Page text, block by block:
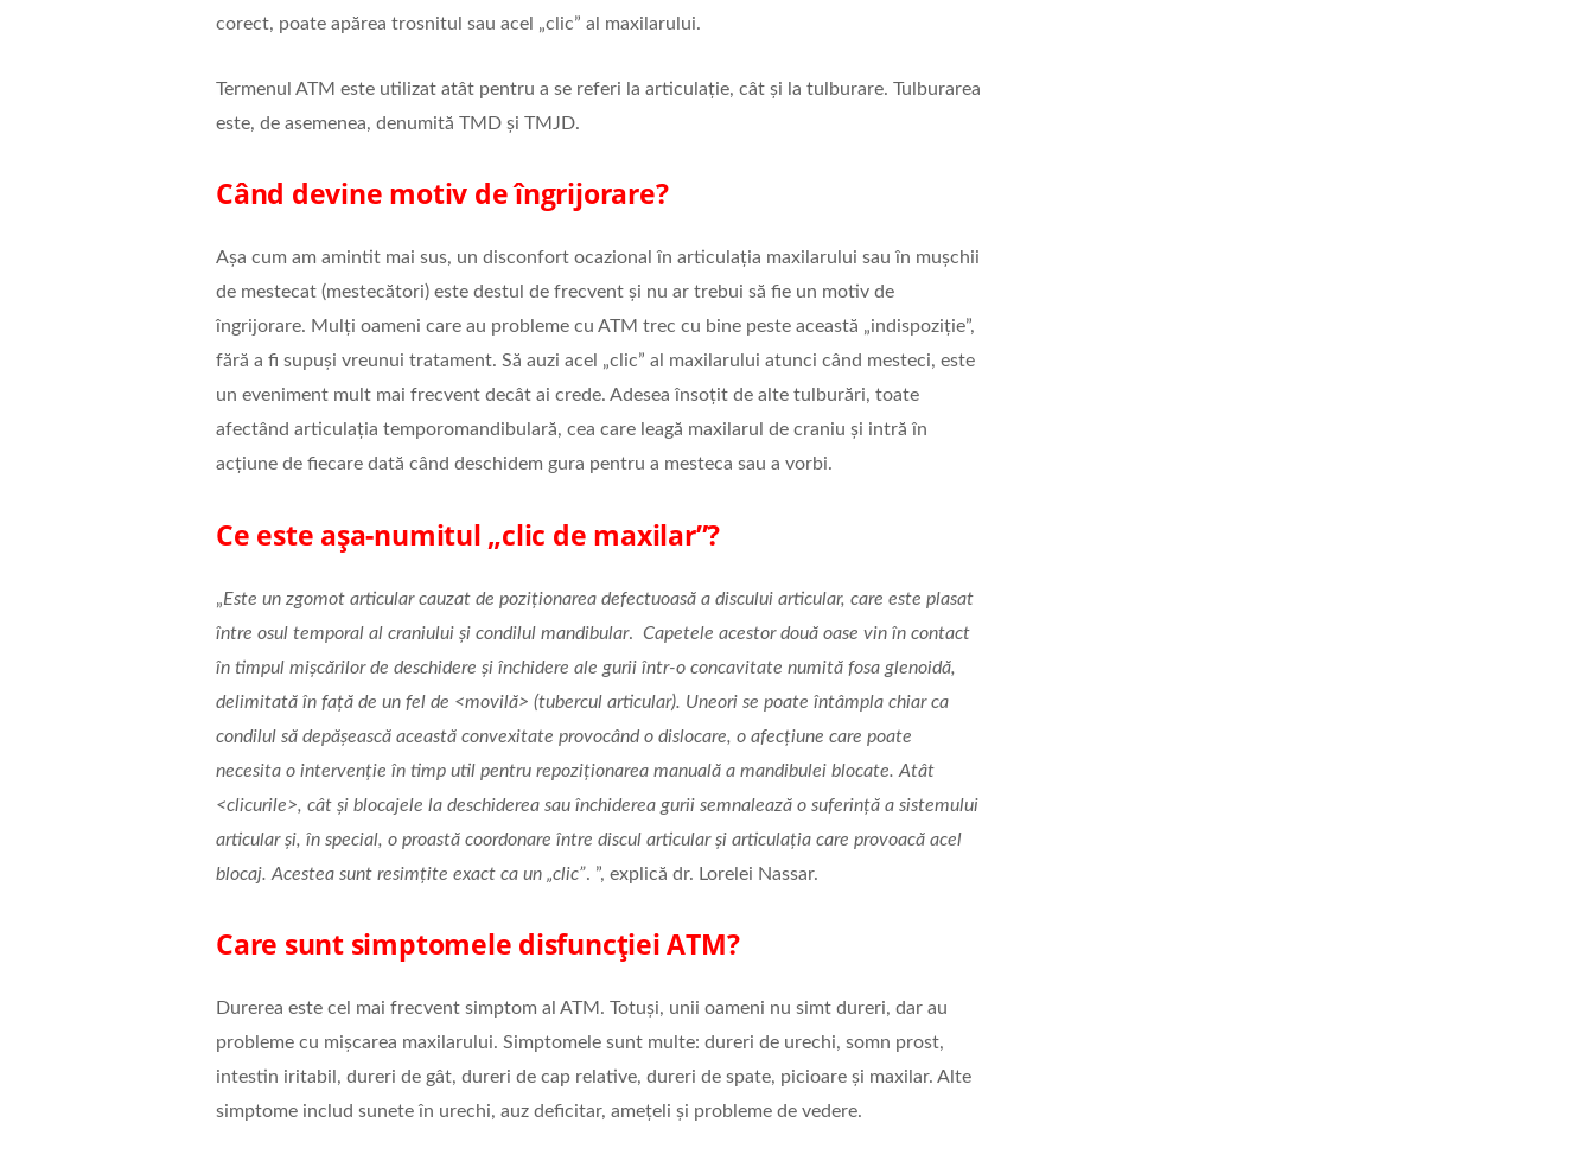
corect, poate apărea trosnitul sau acel „clic” al maxilarului.
Termenul ATM este utilizat atât pentru a se referi la articulație, cât și la tulburare. Tulburarea
este, de asemenea, denumită TMD și TMJD.
Când devine motiv de îngrijorare?
Așa cum am amintit mai sus, un disconfort ocazional în articulația maxilarului sau în mușchii
de mestecat (mestecători) este destul de frecvent și nu ar trebui să fie un motiv de
îngrijorare. Mulți oameni care au probleme cu ATM trec cu bine peste această „indispoziție”,
fără a fi supuși vreunui tratament. Să auzi acel „clic” al maxilarului atunci când mesteci, este
un eveniment mult mai frecvent decât ai crede. Adesea însoțit de alte tulburări, toate
afectând articulația temporomandibulară, cea care leagă maxilarul de craniu și intră în
acțiune de fiecare dată când deschidem gura pentru a mesteca sau a vorbi.
Ce este așa-numitul „clic de maxilar”?
„Este un zgomot articular cauzat de poziționarea defectuoasă a discului articular, care este plasat
între osul temporal al craniului și condilul mandibular. Capetele acestor două oase vin în contact
în timpul mișcărilor de deschidere și închidere ale gurii într-o concavitate numită fosa glenoidă,
delimitată în față de un fel de <movilă> (tubercul articular). Uneori se poate întâmpla chiar ca
condilul să depășească această convexitate provocând o dislocare, o afecțiune care poate
necesita o intervenție în timp util pentru repoziționarea manuală a mandibulei blocate. Atât
<clicurile>, cât și blocajele la deschiderea sau închiderea gurii semnalează o suferință a sistemului
articular și, în special, o proastă coordonare între discul articular și articulația care provoacă acel
blocaj. Acestea sunt resimțite exact ca un „clic”. ”, explică dr. Lorelei Nassar.
Care sunt simptomele disfuncției ATM?
Durerea este cel mai frecvent simptom al ATM. Totuși, unii oameni nu simt dureri, dar au
probleme cu mișcarea maxilarului. Simptomele sunt multe: dureri de urechi, somn prost,
intestin iritabil, dureri de gât, dureri de cap relative, dureri de spate, picioare și maxilar. Alte
simptome includ sunete în urechi, auz deficitar, amețeli și probleme de vedere.